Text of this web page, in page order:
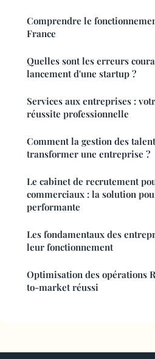
Comprendre le
France
Quelles sont les erreurs
lancement d'une startup ?
Services aux entreprises :
réussite professionnelle
Comment la gestion des
transformer une entreprise ?
Le cabinet de recrutement
commerciaux : la solution
performante
Les fondamentaux des
leur fonctionnement
Optimisation des opérations
to-market réussi